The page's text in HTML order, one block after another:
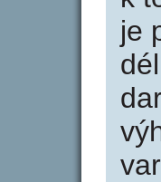
je